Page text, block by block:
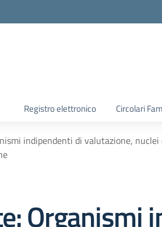
Registro elettronico Circolari
indipendenti di valutazione,
Organismi